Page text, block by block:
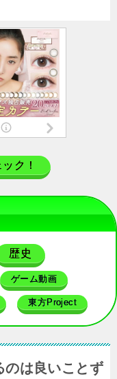
ク！
歴史
ゲーム動画
東方Project
のは良いことず